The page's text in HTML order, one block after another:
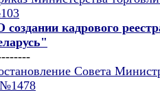
создании кадрового
Совета